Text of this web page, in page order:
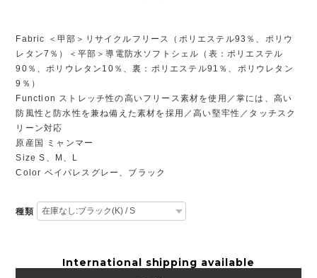
Fabric ＜甲部＞リサイクルフリース（ポリエステル93％、ポリウ
レタン7％）＜平部＞導電防水ソフトシェル（表：ポリエステル
90％、ポリウレタン10％、裏：ポリエステル91％、ポリウレタン
9％）
Function ストレッチ性の高いフリース素材を使用／掌には、高い
防風性と防水性を兼ね備えた素材を採用／高い堅牢性／タッチスク
リーン対応
原産国 ミャンマー
Size S、M、L
Color ベイパレスグレー、ブラック
種類
International shipping available